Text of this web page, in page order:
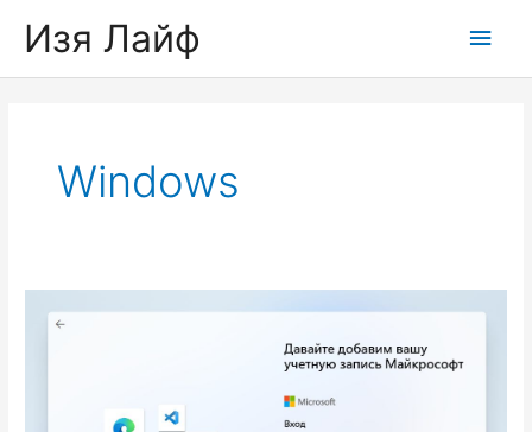
Изя Лайф
Main
Windows